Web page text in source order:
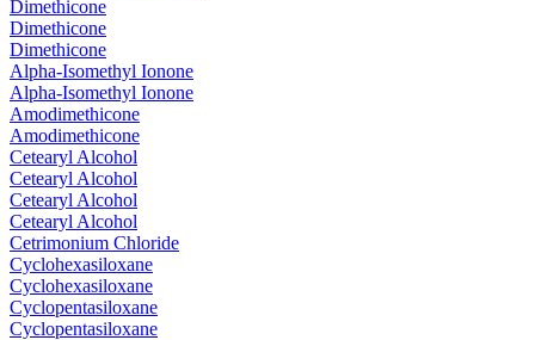
Dimethicone
Dimethicone
Dimethicone
Alpha-Isomethyl Ionone
Alpha-Isomethyl Ionone
Amodimethicone
Amodimethicone
Cetearyl Alcohol
Cetearyl Alcohol
Cetearyl Alcohol
Cetearyl Alcohol
Cetrimonium Chloride
Cyclohexasiloxane
Cyclohexasiloxane
Cyclopentasiloxane
Cyclopentasiloxane